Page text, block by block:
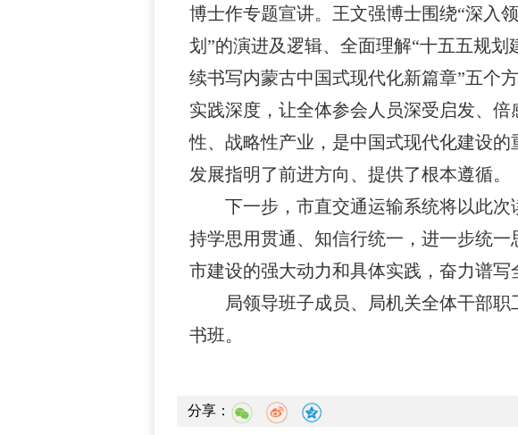
博士作专题宣讲。王文强博士围绕“深入
划”的演进及逻辑、全面理解“十五五规划
续书写内蒙古中国式现代化新篇章”五个
实践深度，让全体参会人员深受启发、
性、战略性产业，是中国式现代化建设
发展指明了前进方向、提供了根本遵循。
下一步，市直交通运输系统将以此
持学思用贯通、知信行统一，进一步统
市建设的强大动力和具体实践，奋力谱写
局领导班子成员、局机关全体干部
书班。
分享：